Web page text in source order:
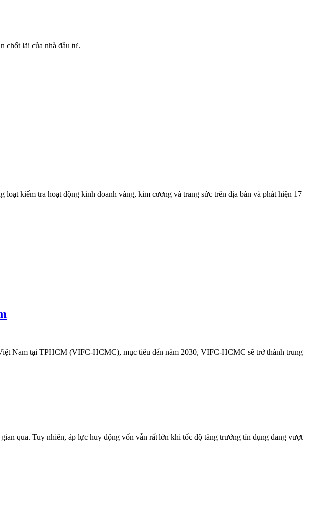
chốt lãi của nhà đầu tư.
kiểm tra hoạt động kinh doanh vàng, kim cương và trang sức trên địa bàn và phát hiện 17
Nam tại TPHCM (VIFC-HCMC), mục tiêu đến năm 2030, VIFC-HCMC sẽ trở thành trung
qua. Tuy nhiên, áp lực huy động vốn vẫn rất lớn khi tốc độ tăng trưởng tín dụng đang vượt